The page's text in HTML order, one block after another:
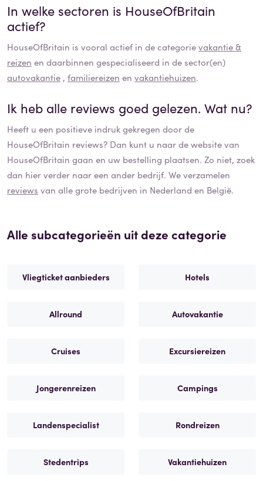
In welke sectoren is HouseOfBritain
actief?
HouseOfBritain is vooral actief in de categorievakantie &
reizen en daarbinnen gespecialiseerd in de sector(en)
autovakantie , familiereizen en vakantiehuizen.
Ik heb alle reviews goed gelezen. Wat nu?
Heeft u een positieve indruk gekregen door de
HouseOfBritain reviews? Dan kunt u naar de website van
HouseOfBritain gaan en uw bestelling plaatsen. Zo niet, zoek
dan hier verder naar een ander bedrijf. We verzamelen
reviews van alle grote bedrijven in Nederland en België.
Alle subcategorieën uit deze categorie
Vliegticket aanbieders Hotels
Allround Autovakantie
Cruises Excursiereizen
Jongerenreizen Campings
Landenspecialist Rondreizen
Stedentrips Vakantiehuizen